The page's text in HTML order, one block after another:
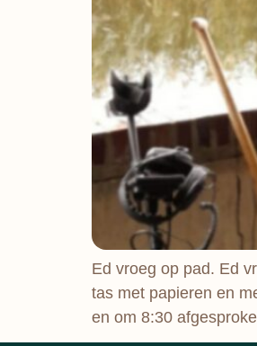
Ed vroeg op pad. Ed
tas met papieren en
en om 8:30